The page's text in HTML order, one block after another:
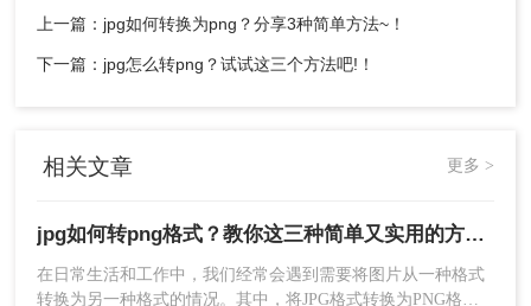
2、转换的操作步骤很简单，我们以在线转换为例来
上一篇：jpg如何转换为png？分享3种简单方法~！
下一篇：jpg怎么转png？试试这三个方法吧!！
相关文章 更多 >
jpg如何转png格式？教你这三种简单又实用的方法！
在日常生活和工作中，我们经常会遇到需要将图片从一种格式
转换为另一种格式的情况。其中，将JPG格式转换为PNG格式